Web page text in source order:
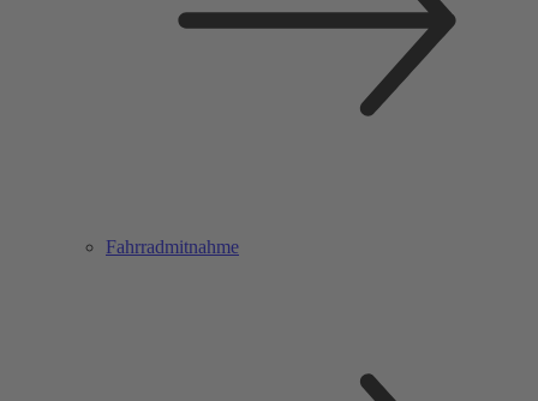
Fahrradmitnahme